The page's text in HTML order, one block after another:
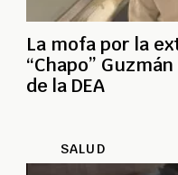
La mofa por la
“Chapo”
de la DEA
SALUD